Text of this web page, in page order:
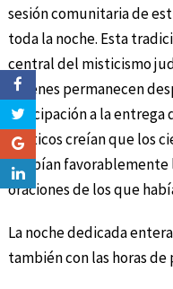
sesión comunitaria de
toda la noche. Esta
central del misticismo
quienes permanecen
anticipación a la entrega
místicos creían que los
recibían favorablemente
oraciones de los que
La noche dedicada
también con las horas